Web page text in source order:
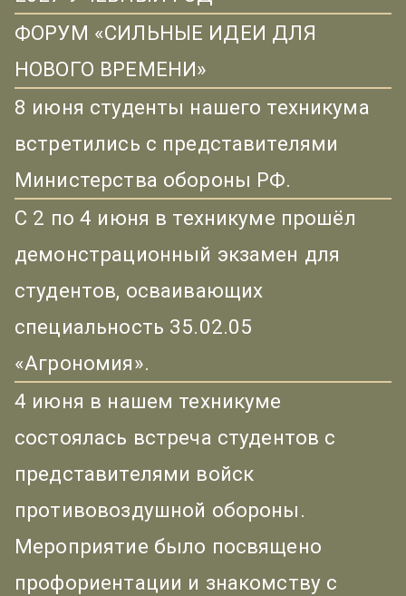
ФОРУМ «СИЛЬНЫЕ ИДЕИ ДЛЯ
НОВОГО ВРЕМЕНИ»
8 июня студенты нашего техникума
встретились с представителями
Министерства обороны РФ.
С 2 по 4 июня в техникуме прошёл
демонстрационный экзамен для
студентов, осваивающих
специальность 35.02.05
«Агрономия».
4 июня в нашем техникуме
состоялась встреча студентов с
представителями войск
противовоздушной обороны.
Мероприятие было посвящено
профориентации и знакомству с